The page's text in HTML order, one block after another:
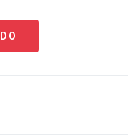
de cine
optan a un premio